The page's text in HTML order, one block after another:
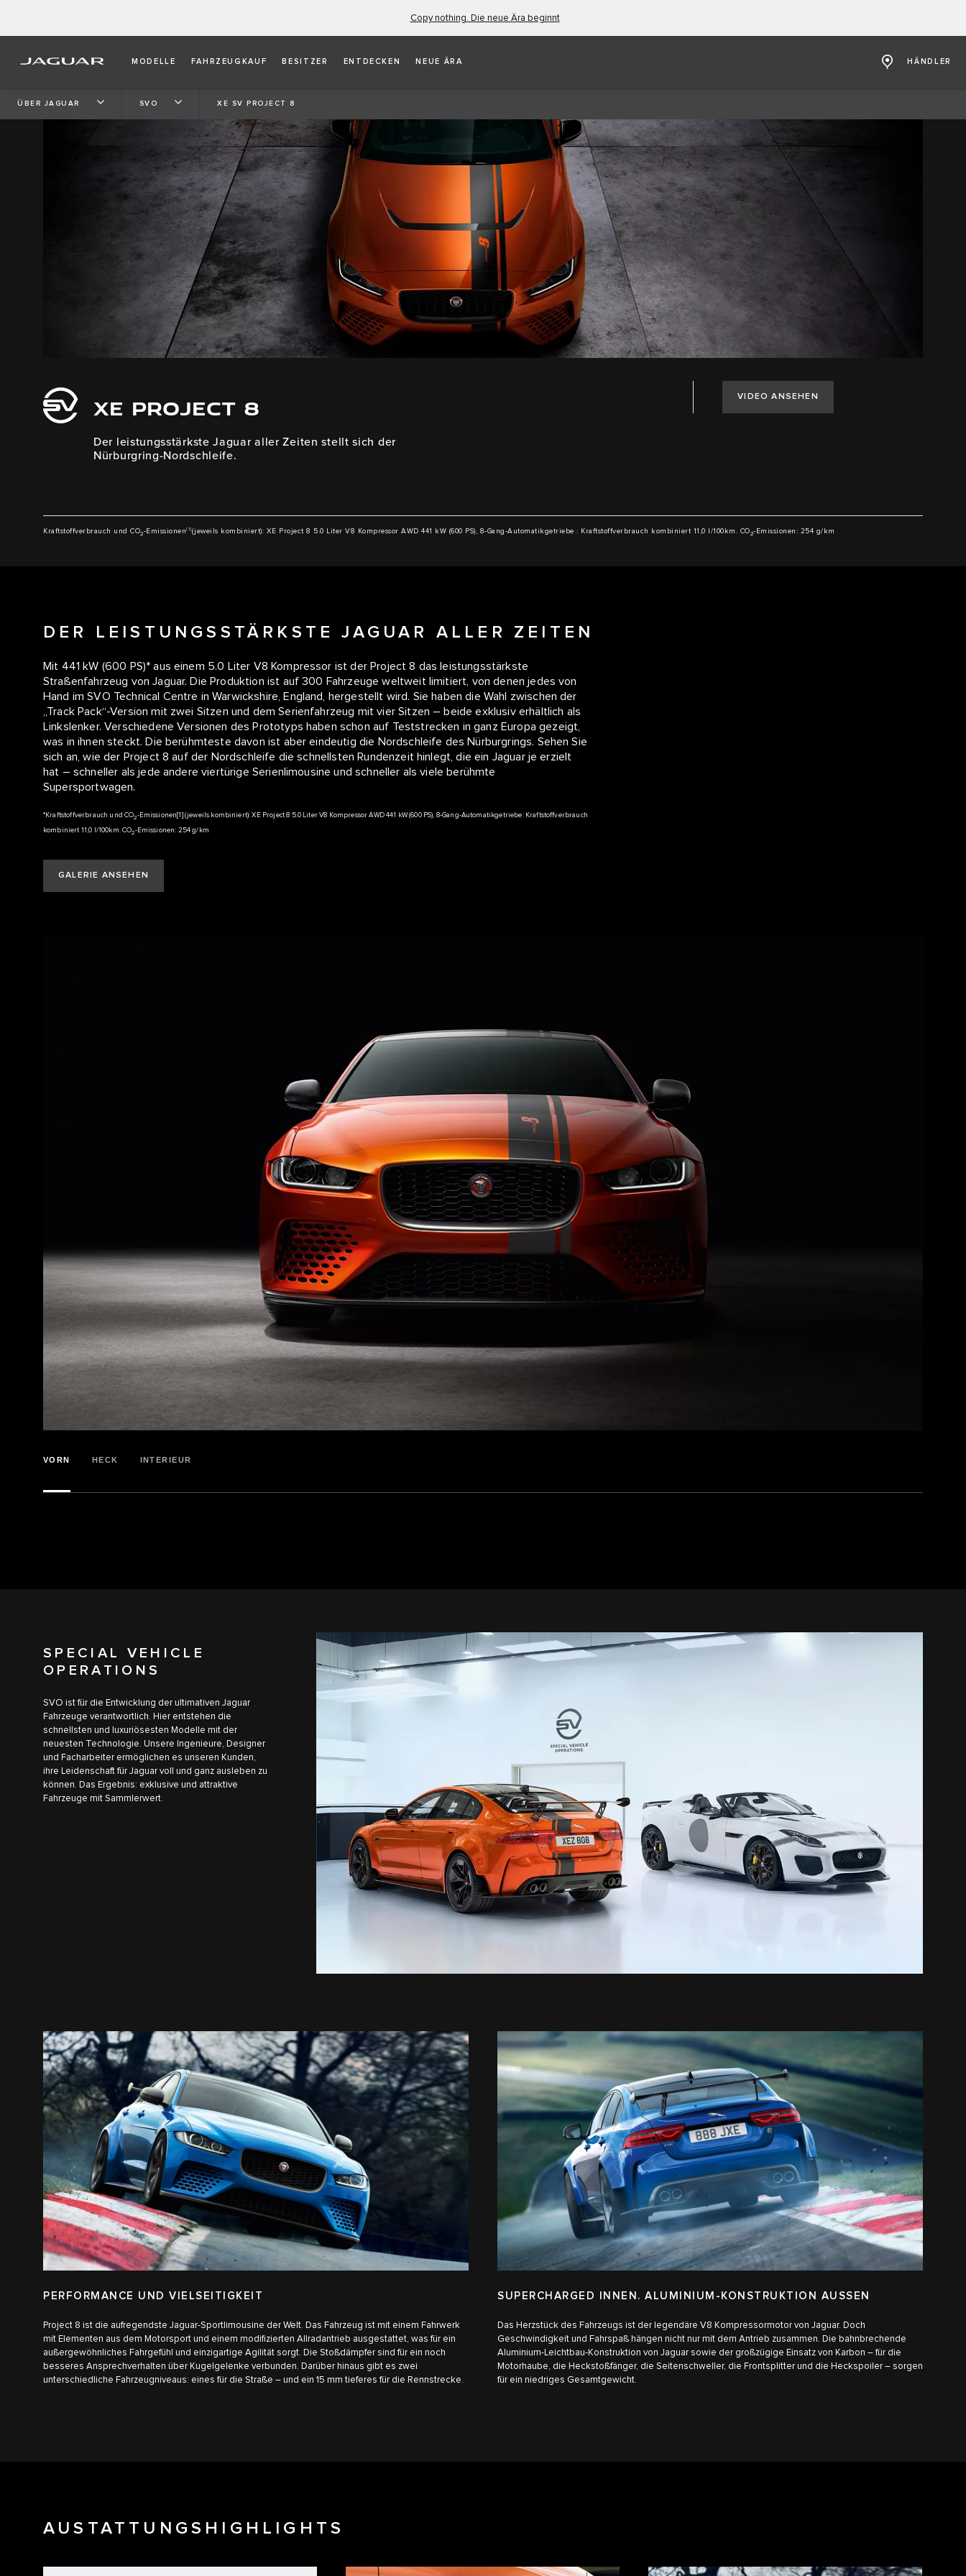
Copy nothing. Die neue Ära beginnt
MODELLE FAHRZEUGKAUF BESITZER ENTDECKEN NEUE ÄRA HÄNDLER
ÜBER JAGUAR SVO XE SV PROJECT 8
XE PROJECT 8
Der leistungsstärkste Jaguar aller Zeiten stellt sich der
Nürburgring-Nordschleife.
VIDEO ANSEHEN
Kraftstoffverbrauch und CO2-Emissionen[1](jeweils kombiniert): XE Project 8 5.0 Liter V8 Kompressor AWD 441 kW (600 PS), 8-Gang-Automatikgetriebe : Kraftstoffverbrauch kombiniert 11,0 l/100km. CO2-Emissionen: 254 g/km
DER LEISTUNGSSTÄRKSTE JAGUAR ALLER ZEITEN
Mit 441 kW (600 PS)* aus einem 5.0 Liter V8 Kompressor ist der Project 8 das leistungsstärkste
Straßenfahrzeug von Jaguar. Die Produktion ist auf 300 Fahrzeuge weltweit limitiert, von denen jedes von
Hand im SVO Technical Centre in Warwickshire, England, hergestellt wird. Sie haben die Wahl zwischen der
„Track Pack“-Version mit zwei Sitzen und dem Serienfahrzeug mit vier Sitzen – beide exklusiv erhältlich als
Linkslenker. Verschiedene Versionen des Prototyps haben schon auf Teststrecken in ganz Europa gezeigt,
was in ihnen steckt. Die berühmteste davon ist aber eindeutig die Nordschleife des Nürburgrings. Sehen Sie
sich an, wie der Project 8 auf der Nordschleife die schnellsten Rundenzeit hinlegt, die ein Jaguar je erzielt
hat – schneller als jede andere viertürige Serienlimousine und schneller als viele berühmte
Supersportwagen.
*Kraftstoffverbrauch und CO2-Emissionen[1] (jeweils kombiniert): XE Project 8 5.0 Liter V8 Kompressor AWD 441 kW (600 PS), 8-Gang-Automatikgetriebe: Kraftstoffverbrauch
kombiniert 11,0 l/100km. CO2-Emissionen: 254 g/km
GALERIE ANSEHEN
VORN HECK INTERIEUR
SPECIAL VEHICLE
OPERATIONS
SVO ist für die Entwicklung der ultimativen Jaguar
Fahrzeuge verantwortlich. Hier entstehen die
schnellsten und luxuriösesten Modelle mit der
neuesten Technologie. Unsere Ingenieure, Designer
und Facharbeiter ermöglichen es unseren Kunden,
ihre Leidenschaft für Jaguar voll und ganz ausleben zu
können. Das Ergebnis: exklusive und attraktive
Fahrzeuge mit Sammlerwert.
PERFORMANCE UND VIELSEITIGKEIT
Project 8 ist die aufregendste Jaguar-Sportlimousine der Welt. Das Fahrzeug ist mit einem Fahrwerk
mit Elementen aus dem Motorsport und einem modifizierten Allradantrieb ausgestattet, was für ein
außergewöhnliches Fahrgefühl und einzigartige Agilität sorgt. Die Stoßdämpfer sind für ein noch
besseres Ansprechverhalten über Kugelgelenke verbunden. Darüber hinaus gibt es zwei
unterschiedliche Fahrzeugniveaus: eines für die Straße – und ein 15 mm tieferes für die Rennstrecke.
SUPERCHARGED INNEN. ALUMINIUM-KONSTRUKTION AUSSEN
Das Herzstück des Fahrzeugs ist der legendäre V8 Kompressormotor von Jaguar. Doch
Geschwindigkeit und Fahrspaß hängen nicht nur mit dem Antrieb zusammen. Die bahnbrechende
Aluminium-Leichtbau-Konstruktion von Jaguar sowie der großzügige Einsatz von Karbon – für die
Motorhaube, die Heckstoßfänger, die Seitenschweller, die Frontsplitter und die Heckspoiler – sorgen
für ein niedriges Gesamtgewicht.
AUSTATTUNGSHIGHLIGHTS